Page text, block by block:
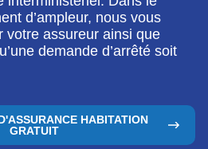
d’ampleur, nous vous
votre assureur ainsi que
demande d’arrêté soit
HABITATION
GRATUIT